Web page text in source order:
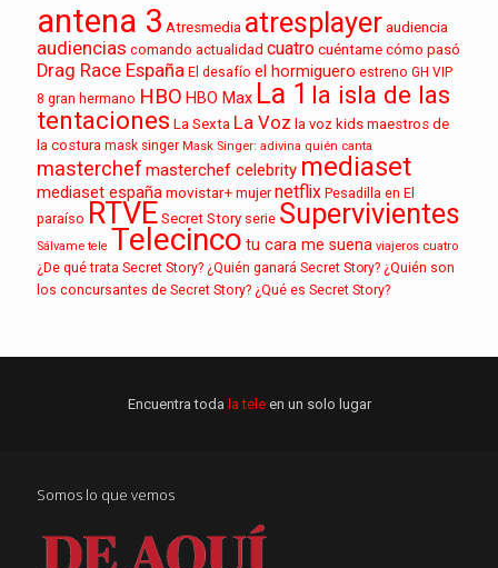
antena 3 Atresmedia atresplayeraudiencia
audiencias comando actualidad cuatrocuéntame cómo pasó
Drag Race España El desafío el hormiguero estreno GH VIP
8 gran hermano HBO HBO Max La 1 la isla de las
tentaciones La Sexta La Voz la voz kids maestros de
la costura mask singer Mask Singer: adivina quién canta
masterchef masterchef celebrity mediaset
mediaset españamovistar+ mujer netflix Pesadilla en El
paraíso RTVE Secret Story serie Supervivientes
Sálvame tele Telecinco tu cara me suena viajeros cuatro
¿De qué trata Secret Story? ¿Quién ganará Secret Story? ¿Quién son
los concursantes de Secret Story? ¿Qué es Secret Story?
Encuentra toda la tele en un solo lugar
Somos lo que vemos